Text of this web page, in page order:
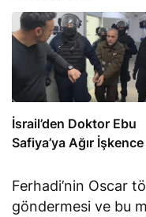
İsrail’den Doktor Ebu
Safiya’ya Ağır İşkence
Ferhadi’nin Oscar
göndermesi ve bu